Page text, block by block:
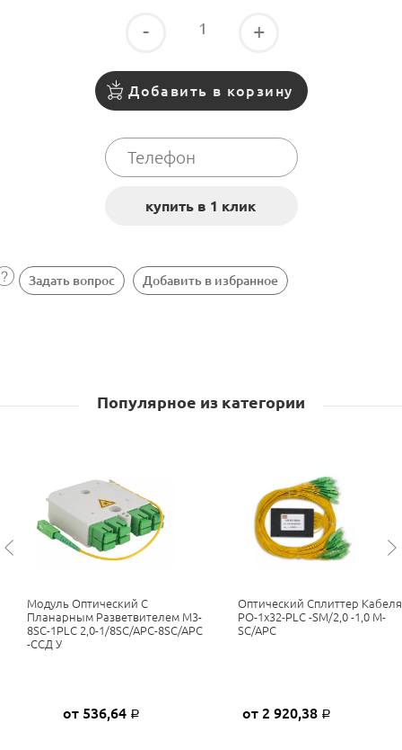
- +
Добавить в корзину
Задать вопрос Добавить в избранное
Популярное из категории
Модуль Оптический С
Планарным Разветвителем М3-
8SC-1PLC 2,0-1/8SC/APC-8SC/APC
-ССД У
от 536,64 Р
Оптический Сплиттер Кабеля
РО-1х32-PLC -SM/2,0 -1,0 М-
SC/APC
от 2 920,38 Р